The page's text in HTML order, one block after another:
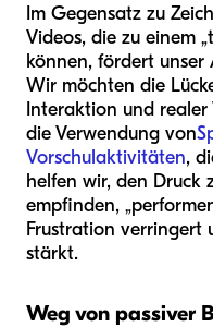
Im Gegensatz zu
Videos, die zu einem
können, fördert unser
Wir möchten die
Interaktion und realer
die Verwendung von
Vorschulaktivitäten,
helfen wir, den Druck
empfinden,
Frustration verringert
stärkt.
Weg von passiver